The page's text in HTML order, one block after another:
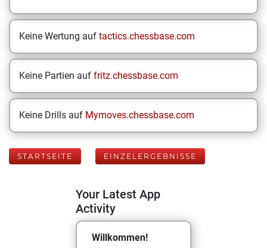
Keine Wertung auf tactics.chessbase.com
Keine Partien auf fritz.chessbase.com
Keine Drills auf Mymoves.chessbase.com
STARTSEITE EINZELERGEBNISSE
Your Latest App
Activity
Willkommen!